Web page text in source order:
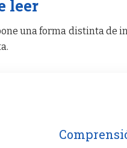
leer
una forma distinta de